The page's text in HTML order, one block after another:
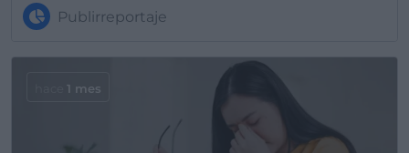
Publirreportaje
1 mes